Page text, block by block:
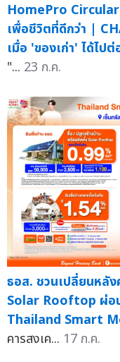
HomePro
เพื่อชีวิตที่ดีกว่า |
เมื่อ 'ของเก่า' ได้ไปต่
"... 23 ก.ค.
ธอส. ชวนเปลี่ยนหลั
Solar Rooftop ผ่อน
Thailand Smart
คารสงเค... 17 ก.ค.